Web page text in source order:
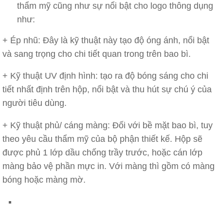
thẩm mỹ cũng như sự nổi bật cho logo thông dụng
như:
+ Ép nhũ: Đây là kỹ thuật này tạo độ óng ánh, nổi bật
và sang trọng cho chi tiết quan trong trên bao bì.
+ Kỹ thuật UV định hình: tạo ra độ bóng sáng cho chi
tiết nhất định trên hộp, nổi bật và thu hút sự chú ý của
người tiêu dùng.
+ Kỹ thuật phủ/ cáng màng: Đối với bề mặt bao bì, tuy
theo yêu cầu thẩm mỹ của bộ phận thiết kế. Hộp sẽ
được phủ 1 lớp dầu chống trầy trước, hoặc cán lớp
màng bảo vệ phần mực in. Với màng thì gồm có màng
bóng hoặc màng mờ.